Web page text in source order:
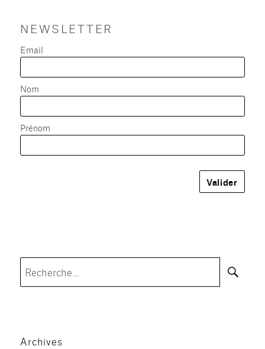
NEWSLETTER
Email
Nom
Prénom
Archives